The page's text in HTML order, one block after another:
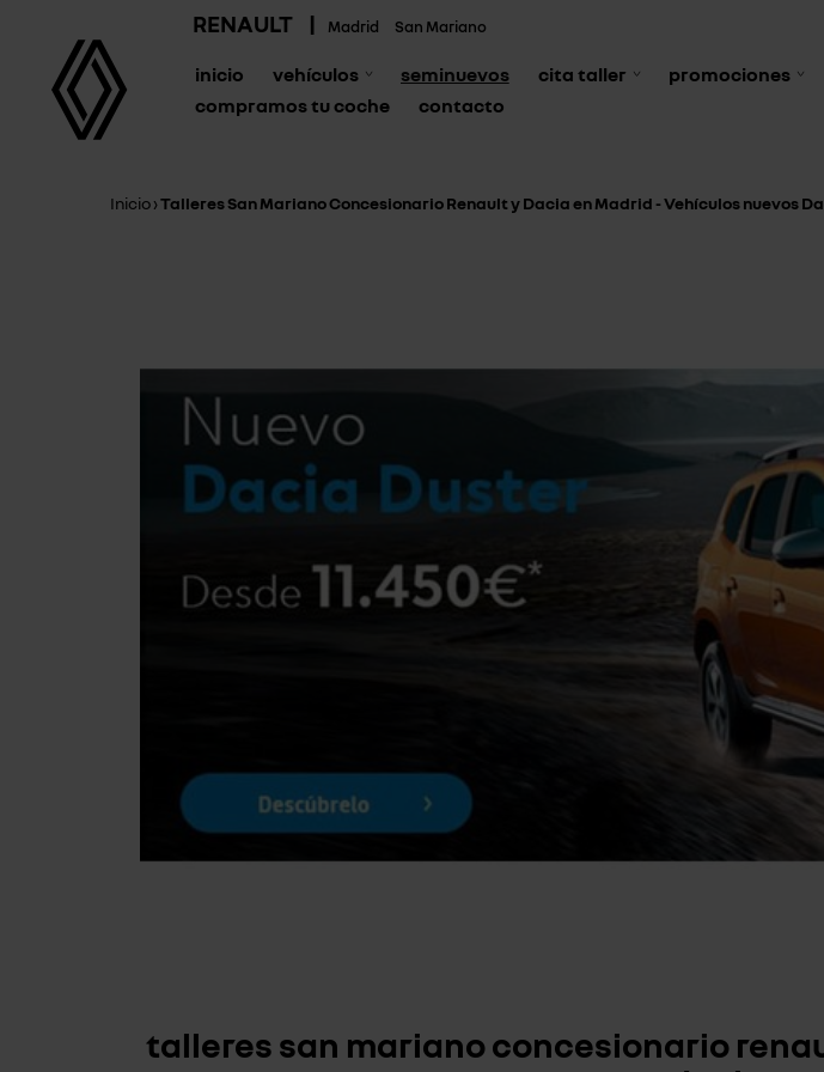
RENAULT | Madrid San Mariano
inicio vehículos seminuevos cita taller promociones
compramos tu coche
contacto
Inicio›Talleres San Mariano Concesionario Renault y Dacia en Madrid - Vehículos nuevos
talleres san mariano concesionario